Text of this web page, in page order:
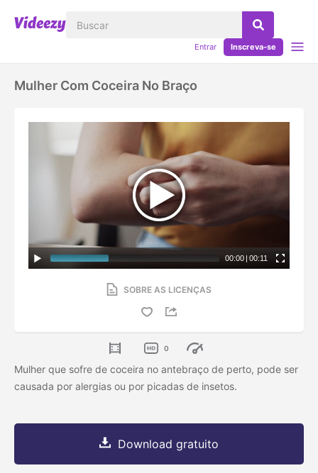
Entrar Inscreva-se
Mulher Com Coceira No Braço
00:00 | 00:11
SOBRE AS LICENÇAS
0
Mulher que sofre de coceira no antebraço de perto, pode ser
causada por alergias ou por picadas de insetos.
Download gratuito